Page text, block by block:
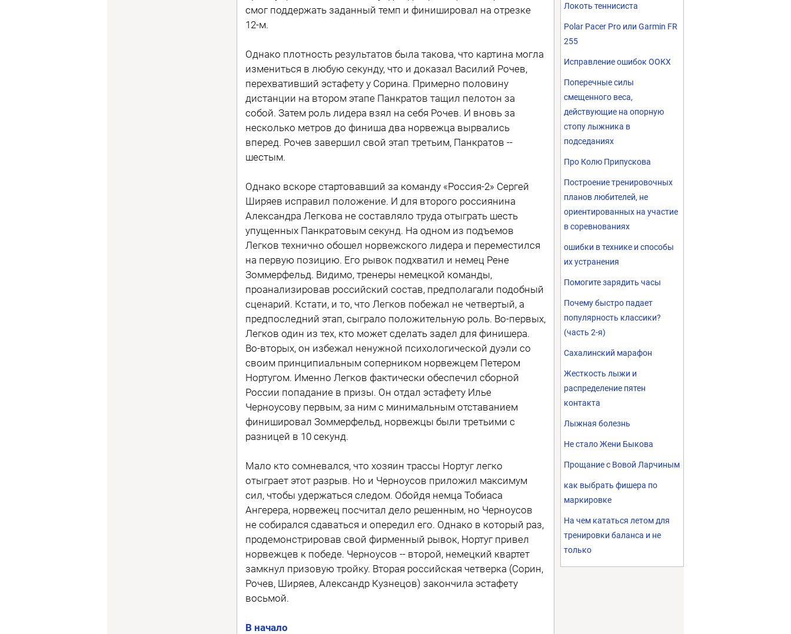
смог поддержать заданный темп и финишировал на отрезке
12-м.
Однако плотность результатов была такова, что картина могла
измениться в любую секунду, что и доказал Василий Рочев,
перехвативший эстафету у Сорина. Примерно половину
дистанции на втором этапе Панкратов тащил пелотон за
собой. Затем роль лидера взял на себя Рочев. И вновь за
несколько метров до финиша два норвежца вырвались
вперед. Рочев завершил свой этап третьим, Панкратов --
шестым.
Однако вскоре стартовавший за команду «Россия-2» Сергей
Ширяев исправил положение. И для второго россиянина
Александра Легкова не составляло труда отыграть шесть
упущенных Панкратовым секунд. На одном из подъемов
Легков технично обошел норвежского лидера и переместился
на первую позицию. Его рывок подхватил и немец Рене
Зоммерфельд. Видимо, тренеры немецкой команды,
проанализировав российский состав, предполагали подобный
сценарий. Кстати, и то, что Легков побежал не четвертый, а
предпоследний этап, сыграло положительную роль. Во-первых,
Легков один из тех, кто может сделать задел для финишера.
Во-вторых, он избежал ненужной психологической дуэли со
своим принципиальным соперником норвежцем Петером
Нортугом. Именно Легков фактически обеспечил сборной
России попадание в призы. Он отдал эстафету Илье
Черноусову первым, за ним с минимальным отставанием
финишировал Зоммерфельд, норвежцы были третьими с
разницей в 10 секунд.
Мало кто сомневался, что хозяин трассы Нортуг легко
отыграет этот разрыв. Но и Черноусов приложил максимум
сил, чтобы удержаться следом. Обойдя немца Тобиаса
Ангерера, норвежец посчитал дело решенным, но Черноусов
не собирался сдаваться и опередил его. Однако в который раз,
продемонстрировав свой фирменный рывок, Нортуг привел
норвежцев к победе. Черноусов -- второй, немецкий квартет
замкнул призовую тройку. Вторая российская четверка (Сорин,
Рочев, Ширяев, Александр Кузнецов) закончила эстафету
восьмой.
В начало
Локоть теннисиста
Polar Pacer Pro или Garmin FR
255
Исправление ошибок ООКХ
Поперечные силы
смещенного веса,
действующие на опорную
стопу лыжника в
подседаниях
Про Колю Припускова
Построение тренировочных
планов любителей, не
ориентированных на участие
в соревнованиях
ошибки в технике и способы
их устранения
Помогите зарядить часы
Почему быстро падает
популярность классики?
(часть 2-я)
Сахалинский марафон
Жесткость лыжи и
распределение пятен
контакта
Лыжная болезнь
Не стало Жени Быкова
Прощание с Вовой Ларчиным
как выбрать фишера по
маркировке
На чем кататься летом для
тренировки баланса и не
только